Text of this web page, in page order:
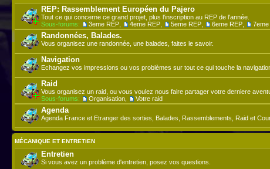
REP: Rassemblement Européen du Pajero
Tout ce qui concerne ce grand projet, plus l'inscription au REP de l'année.
Sous-forums:
3eme REP 4eme REP 5eme REP 6eme REP 7eme
Randonnées, Balades.
Vous organisez une randonnée, une balades, faites le savoir.
Navigation
Echangez vos impressions ou vos problèmes sur tout ce qui touche la
Raid
Vous organisez un raid, ou vous voulez nous faire partager votre derniere
Sous-forums:
Organisation Votre raid
Agenda
Agenda France et Etranger des sorties, Balades, Rassemblements, Raid et
MÉCANIQUE ET ENTRETIEN
Entretien
Si vous avez un problème d'entretien, posez vos questions.